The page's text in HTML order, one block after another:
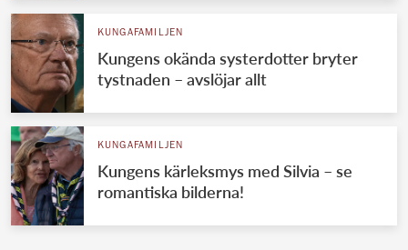
KUNGAFAMILJEN
Kungens okända systerdotter bryter
tystnaden – avslöjar allt
KUNGAFAMILJEN
Kungens kärleksmys med Silvia – se
romantiska bilderna!